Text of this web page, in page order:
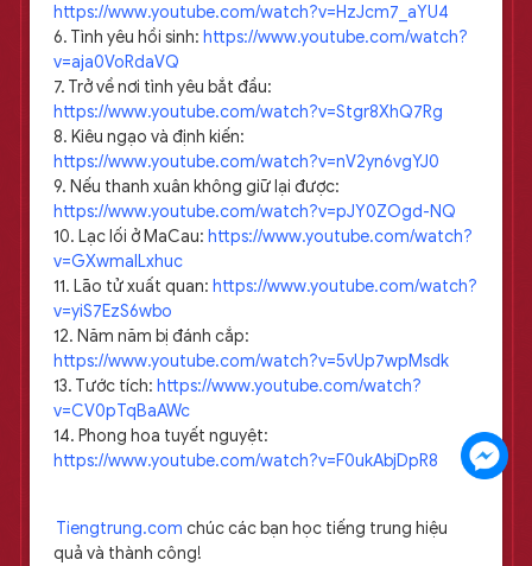
https://www.youtube.com/watch?v=HzJcm7_aYU4
6. Tình yêu hồi sinh: https://www.youtube.com/watch?
v=aja0VoRdaVQ
7. Trở về nơi tình yêu bắt đầu:
https://www.youtube.com/watch?v=Stgr8XhQ7Rg
8. Kiêu ngạo và định kiến:
https://www.youtube.com/watch?v=nV2yn6vgYJ0
9. Nếu thanh xuân không giữ lại được:
https://www.youtube.com/watch?v=pJY0ZOgd-NQ
10. Lạc lối ở MaCau: https://www.youtube.com/watch?
v=GXwmaILxhuc
11. Lão tử xuất quan: https://www.youtube.com/watch?
v=yiS7EzS6wbo
12. Năm năm bị đánh cắp:
https://www.youtube.com/watch?v=5vUp7wpMsdk
13. Tước tích: https://www.youtube.com/watch?
v=CV0pTqBaAWc
14. Phong hoa tuyết nguyệt:
https://www.youtube.com/watch?v=F0ukAbjDpR8
Tiengtrung.com chúc các bạn học tiếng trung hiệu
quả và thành công!